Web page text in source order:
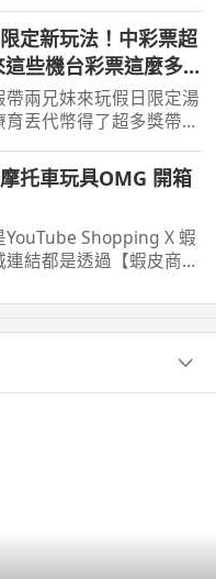
定新玩法！中彩票超
些機台彩票這麼多！
兩兄妹來玩假日限定湯
丟代幣得了超多獎帶兩
車玩具OMG 開箱
YouTube Shopping X 蝦
連結都是透過【蝦皮商
購買 ...